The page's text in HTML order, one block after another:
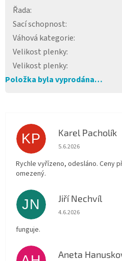
Řada:
Sací schopnost:
Váhová kategorie:
Velikost plenky:
Velikost plenky:
Položka byla vyprodána…
KP Karel Pacholík
Hodnocení obchodu
5.6.2026
Rychle vyřízeno, odesláno. Ceny
omezený.
JN Jiří Nechvíl
Hodnocení obchodu
4.6.2026
funguje.
Aneta